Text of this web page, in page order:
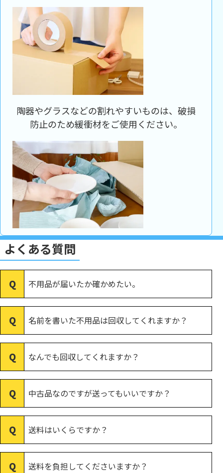
陶器やグラスなどの割れやすいものは、破損
防止のため緩衝材をご使用ください。
よくある質問
不用品が届いたか確かめたい。
名前を書いた不用品は回収してくれますか？
なんでも回収してくれますか？
中古品なのですが送ってもいいですか？
送料はいくらですか？
送料を負担してくださいますか？